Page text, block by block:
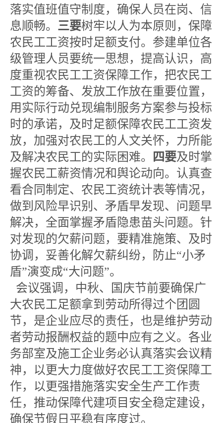
落实值班值守制度，确保人员在岗、信
息顺畅。 三要树牢以人为本原则，保障
农民工工资按时足额支付。参建单位各
级管理人员要统一思想，提高认识，高
度重视农民工工资保障工作，把农民工
工资的筹备、发放工作放在重要位置，
用实际行动兑现编制服务方案参与投标
时的承诺，及时足额保障农民工工资发
放，加强对农民工的人文关怀，力所能
及解决农民工的实际困难。
四要及时掌
握农民工薪资情况和舆论动向。认真查
看合同制定、农民工资统计表等情况，
做到风险早识别、矛盾早发现、问题早
解决，全面掌握矛盾隐患苗头问题。针
对发现的欠薪问题，要精准施策、及时
协调，妥善化解欠薪纠纷，防止“小矛
盾”演变成“大问题”。
会议强调，中秋、国庆节前要确保广
大农民工足额拿到劳动所得过个团圆
节，是企业应尽的责任，也是维护劳动
者劳动报酬权益的题中应有之义。各业
务部室及施工企业务必认真落实会议精
神，以更大力度做好农民工工资保障工
作，以更强措施落实安全生产工作责
任，推动保障代建项目安全稳定建设，
确保节假日平稳有序度过。